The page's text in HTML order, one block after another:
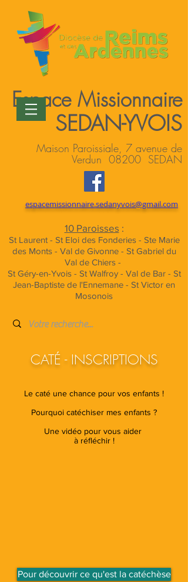
Espace Missionnaire
SEDAN-YVOIS
Maison Paroissiale, 7 avenue de
Verdun 08200 SEDAN
espacemissionnaire.sedanyvois@gmail.com
10 Paroisses :
St Laurent - St Eloi des Fonderies - Ste Marie
des Monts - Val de Givonne - St Gabriel du
Val de Chiers -
St Géry-en-Yvois - St Walfroy - Val de Bar - St
Jean-Baptiste de l'Ennemane - St Victor en
Mosonois
CATÉ - INSCRIPTIONS
Le caté une chance pour vos enfants !
Pourquoi catéchiser mes enfants ?
Une vidéo pour vous aider
à réfléchir !
Pour découvrir ce qu'est la catéchèse